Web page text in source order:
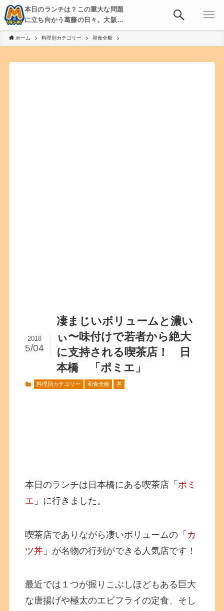
本日のランチは？この重大な問題
に立ち向かう葛藤の日々。大阪・
京都・神戸を中心とした食べ歩
き、飲み歩きを綴る。
ホーム 料理別カテゴリー 和食全般
凄まじいボリュームと濃い
ぃ〜味付けで若者から絶大
に支持される喫茶店！ 日
本橋 「ポミエ」
2018
5/04
料理別カテゴリー 和食全般 丼
本日のランチは日本橋にある喫茶店「 ポミ
エ 」に行きました。
喫茶店でありながら凄いボリュームの「 カ
ツ丼 」が名物の行列ができる人気店です！
最近では１つが握りこぶしほどもある巨大
な唐揚げや極太のエビフライの定食、そし